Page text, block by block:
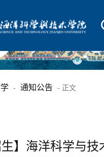
- 通知公告 - 正文
生】海洋科学与技